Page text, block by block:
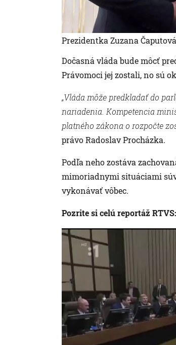
Prezidentka Zuzana
Dočasná vláda bude môcť
Právomoci jej zostali, no sú
„Vláda môže predkladať do
nariadenia. Kompetencia
platného zákona o rozpočte
právo Radoslav Procházka.
Podľa neho zostáva
mimoriadnymi situáciami
vykonávať vôbec.
Pozrite si celú reportáž RTVS: